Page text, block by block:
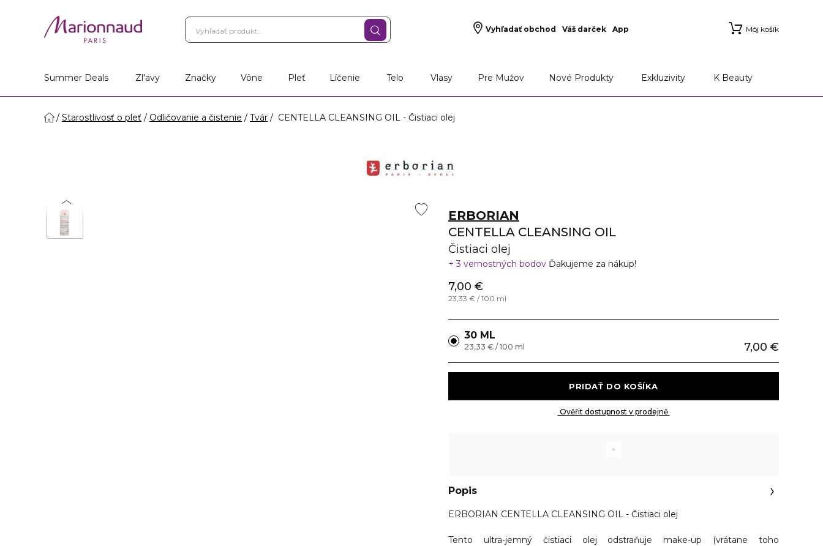
Vyhľadať obchod Váš darček App Môj košík
Summer Deals Zl'avy Značky Vône Pleť Líčenie Telo Vlasy Pre Mužov Nové Produkty Exkluzivity K Beauty
Starostlivosť o pleť Odličovanie a čistenie Tvár CENTELLA CLEANSING OIL - Čistiaci olej
ERBORIAN
CENTELLA CLEANSING OIL
Čistiaci olej
3 vernostných bodov Ďakujeme za nákup!
7,00 €
23,33 € / 100 ml
30 ML
7,00 €
23,33 € / 100 ml
Ověřit dostupnost v prodejně
Popis
ERBORIAN CENTELLA CLEANSING OIL - Čistiaci olej
Tento ultra-jemný čistiaci olej odstraňuje make-up (vrátane toho